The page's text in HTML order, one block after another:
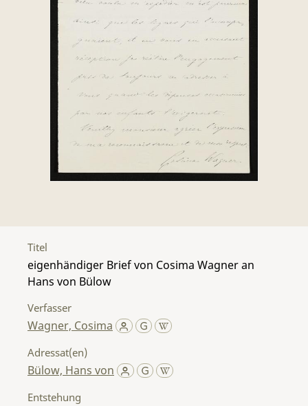
Titel
eigenhändiger Brief von Cosima Wagner an
Hans von Bülow
Verfasser
Wagner, Cosima
Adressat(en)
Bülow, Hans von
Entstehung